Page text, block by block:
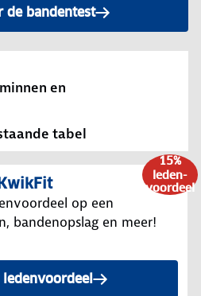
de bandentest
en
tabel
15%
leden-
voordeel
op een
bandenopslag en meer!